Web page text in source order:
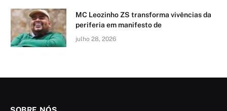
MC Leozinho ZS transforma vivências da
periferia em manifesto de
julho 28, 2026